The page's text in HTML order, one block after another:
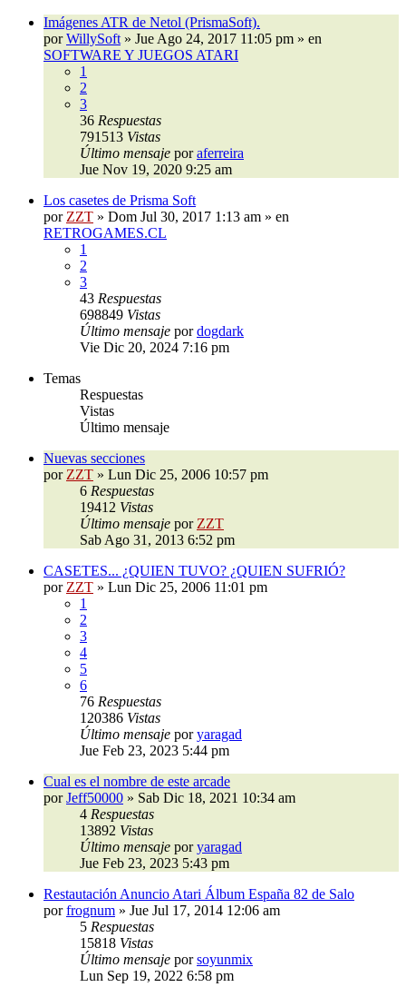
Imágenes ATR de Netol (PrismaSoft).
porWillySoft » Jue Ago 24, 2017 11:05 pm » en
SOFTWARE Y JUEGOS ATARI
1
2
3
36 Respuestas
791513 Vistas
Último mensaje poraferreira
Jue Nov 19, 2020 9:25 am
Los casetes de Prisma Soft
por ZZT » Dom Jul 30, 2017 1:13 am » en
RETROGAMES.CL
1
2
3
43 Respuestas
698849 Vistas
Último mensaje pordogdark
Vie Dic 20, 2024 7:16 pm
Temas
Respuestas
Vistas
Último mensaje
Nuevas secciones
por ZZT » Lun Dic 25, 2006 10:57 pm
6 Respuestas
19412 Vistas
Último mensaje por ZZT
Sab Ago 31, 2013 6:52 pm
CASETES... ¿QUIEN TUVO? ¿QUIEN SUFRIÓ?
por ZZT » Lun Dic 25, 2006 11:01 pm
1
2
3
4
5
6
76 Respuestas
120386 Vistas
Último mensaje poryaragad
Jue Feb 23, 2023 5:44 pm
Cual es el nombre de este arcade
porJeff50000 » Sab Dic 18, 2021 10:34 am
4 Respuestas
13892 Vistas
Último mensaje poryaragad
Jue Feb 23, 2023 5:43 pm
Restautación Anuncio Atari Álbum España 82 de Salo
porfrognum » Jue Jul 17, 2014 12:06 am
5 Respuestas
15818 Vistas
Último mensaje porsoyunmix
Lun Sep 19, 2022 6:58 pm